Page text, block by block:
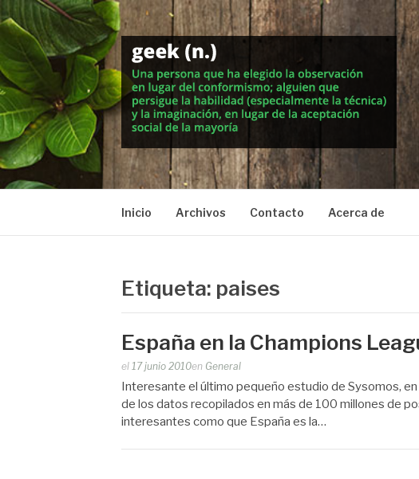
al
contenido
MUNDO GEEK
Vida inteligente en la geekosfera
Inicio Archivos Contacto Acerca de
Etiqueta: paises
España en la Champions
Publicado
por
el 17 junio 2010en General
Interesante el último pequeño estudio de Sysomos,
de los datos recopilados en más de 100 millones de
interesantes como que España es la…